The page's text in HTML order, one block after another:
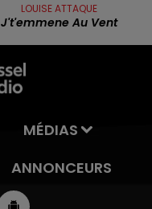
LOUISE ATTAQUE
J't'emmene Au Vent
MÉDIAS
ANNONCEURS